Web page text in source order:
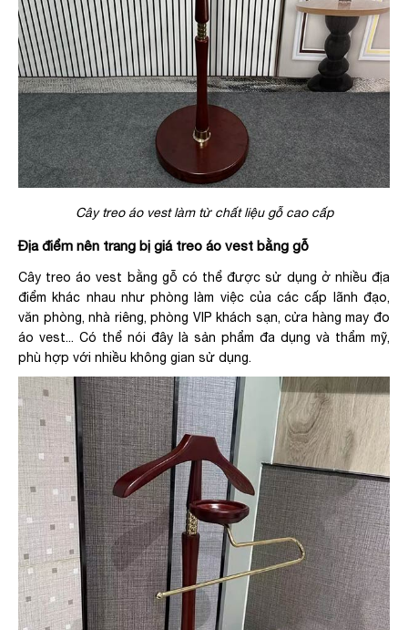
Cây treo áo vest làm từ chất liệu gỗ cao cấp
Địa điểm nên trang bị giá treo áo vest bằng gỗ
Cây treo áo vest bằng gỗ có thể được sử dụng ở nhiều địa
điểm khác nhau như phòng làm việc của các cấp lãnh đạo,
văn phòng, nhà riêng, phòng VIP khách sạn, cửa hàng may đo
áo vest... Có thể nói đây là sản phẩm đa dụng và thẩm mỹ,
phù hợp với nhiều không gian sử dụng.